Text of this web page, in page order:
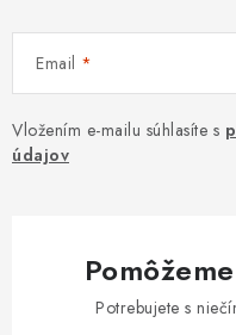
Email
Vložením e-mailu súhlasíte s
údajov
Potrebujete s